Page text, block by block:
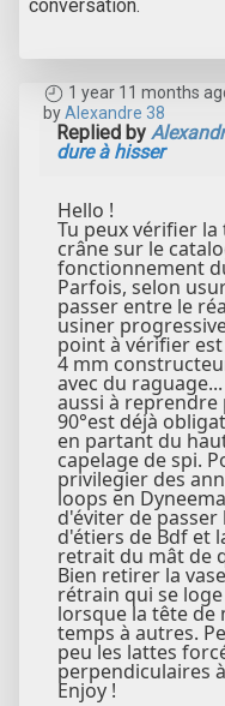
conversation.
1 year 11 months
byAlexandre 38
Replied by
dure à hisser
Hello !
Tu peux vérifier
crâne sur le
fonctionnement
Parfois, selon
passer entre le
usiner
point à vérifier
4 mm
avec du
aussi à
90°est déjà
en partant du
capelage de spi.
privilegier des
loops en
d'éviter de
d'étiers de Bdf et
retrait du mât de
Bien retirer la
rétrain qui se
lorsque la tête de
temps à autres.
peu les lattes
perpendiculaires
Enjoy !